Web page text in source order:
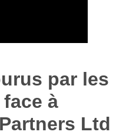
par les
à
Ltd